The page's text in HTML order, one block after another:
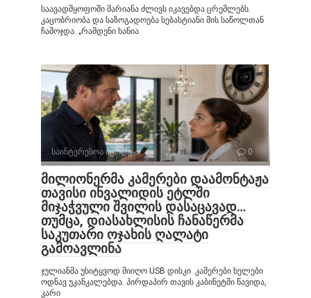
საავადმყოფოში მარიანა ძლივს იკავებდა ცრემლებს.
კაცობრიობა და საზოგადოება სებასტიანი მის საწოლთან
ჩამოჯდა. „რამდენი ხანია
საინტერესოა იცოდე 0
მილიონერმა კამერები დაამონტაჟა
თავისი ინვალიდის ეტლში
მიჯაჭვული შვილის დასაცავად…
თუმცა, დიასახლისის ჩანაწერმა
საკუთარი ოჯახის ღალატი
გამოავლინა
ჯულიანმა უსიტყვოდ მიიღო USB დისკი. კამერები ხელები
ოდნავ უკანკალებდა. პირდაპირ თავის კაბინეტში წავიდა,
კარი